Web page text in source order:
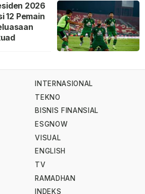
2026
12 Pemain
INTERNASIONAL
TEKNO
BISNIS FINANSIAL
ESGNOW
VISUAL
ENGLISH
TV
RAMADHAN
INDEKS